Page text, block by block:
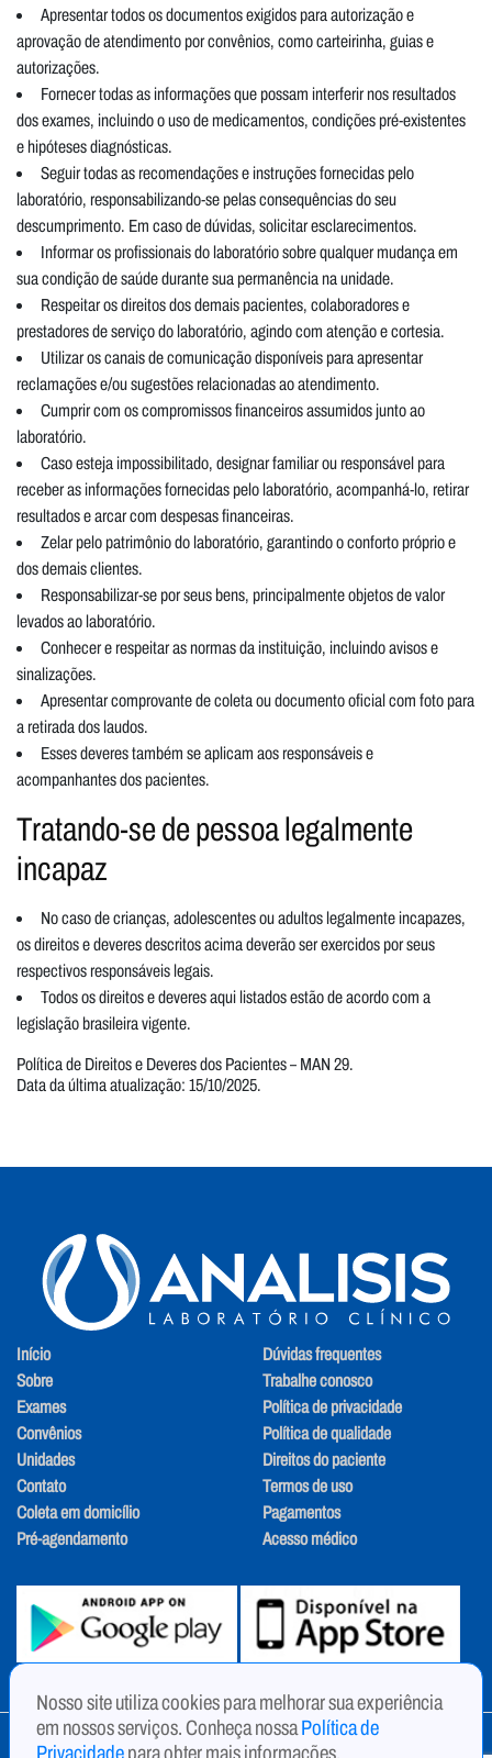
Apresentar todos os documentos exigidos para autorização e
aprovação de atendimento por convênios, como carteirinha, guias e
autorizações.
Fornecer todas as informações que possam interferir nos resultados
dos exames, incluindo o uso de medicamentos, condições pré-existentes
e hipóteses diagnósticas.
Seguir todas as recomendações e instruções fornecidas pelo
laboratório, responsabilizando-se pelas consequências do seu
descumprimento. Em caso de dúvidas, solicitar esclarecimentos.
Informar os profissionais do laboratório sobre qualquer mudança em
sua condição de saúde durante sua permanência na unidade.
Respeitar os direitos dos demais pacientes, colaboradores e
prestadores de serviço do laboratório, agindo com atenção e cortesia.
Utilizar os canais de comunicação disponíveis para apresentar
reclamações e/ou sugestões relacionadas ao atendimento.
Cumprir com os compromissos financeiros assumidos junto ao
laboratório.
Caso esteja impossibilitado, designar familiar ou responsável para
receber as informações fornecidas pelo laboratório, acompanhá-lo, retirar
resultados e arcar com despesas financeiras.
Zelar pelo patrimônio do laboratório, garantindo o conforto próprio e
dos demais clientes.
Responsabilizar-se por seus bens, principalmente objetos de valor
levados ao laboratório.
Conhecer e respeitar as normas da instituição, incluindo avisos e
sinalizações.
Apresentar comprovante de coleta ou documento oficial com foto para
a retirada dos laudos.
Esses deveres também se aplicam aos responsáveis e
acompanhantes dos pacientes.
Tratando-se de pessoa legalmente
incapaz
No caso de crianças, adolescentes ou adultos legalmente incapazes,
os direitos e deveres descritos acima deverão ser exercidos por seus
respectivos responsáveis legais.
Todos os direitos e deveres aqui listados estão de acordo com a
legislação brasileira vigente.
Política de Direitos e Deveres dos Pacientes – MAN 29.
Data da última atualização: 15/10/2025.
Início
Sobre
Exames
Convênios
Unidades
Contato
Coleta em domicílio
Pré-agendamento
Dúvidas frequentes
Trabalhe conosco
Política de privacidade
Política de qualidade
Direitos do paciente
Termos de uso
Pagamentos
Acesso médico
Copyright © 2024 - ANALISIS - LABORATORIO CLINICO E INFANTIL
Nosso site utiliza cookies para melhorar sua experiência
em nossos serviços. Conheça nossaPolítica de
Privacidadepara obter mais informações.